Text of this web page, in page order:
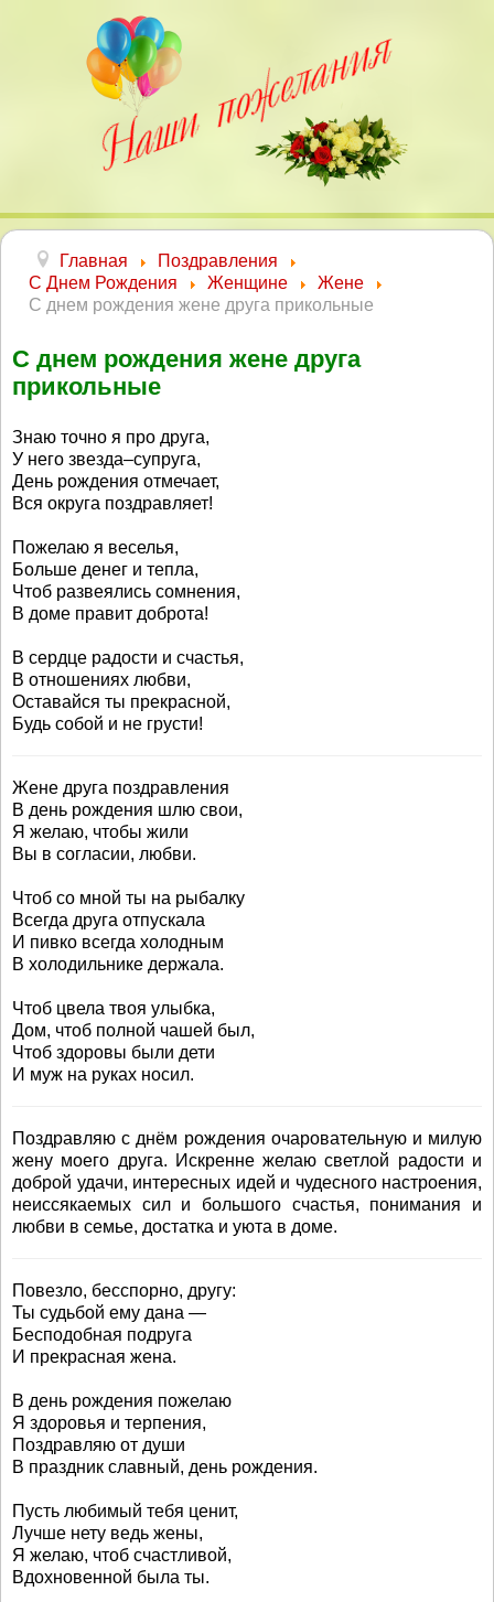
Главная
Поздравления
С Днем Рождения
Женщине
Жене
С днем рождения жене друга прикольные
С днем рождения жене друга
прикольные
Знаю точно я про друга,
У него звезда–супруга,
День рождения отмечает,
Вся округа поздравляет!
Пожелаю я веселья,
Больше денег и тепла,
Чтоб развеялись сомнения,
В доме правит доброта!
В сердце радости и счастья,
В отношениях любви,
Оставайся ты прекрасной,
Будь собой и не грусти!
Жене друга поздравления
В день рождения шлю свои,
Я желаю, чтобы жили
Вы в согласии, любви.
Чтоб со мной ты на рыбалку
Всегда друга отпускала
И пивко всегда холодным
В холодильнике держала.
Чтоб цвела твоя улыбка,
Дом, чтоб полной чашей был,
Чтоб здоровы были дети
И муж на руках носил.
Поздравляю с днём рождения очаровательную и милую
жену моего друга. Искренне желаю светлой радости и
доброй удачи, интересных идей и чудесного настроения,
неиссякаемых сил и большого счастья, понимания и
любви в семье, достатка и уюта в доме.
Повезло, бесспорно, другу:
Ты судьбой ему дана —
Бесподобная подруга
И прекрасная жена.
В день рождения пожелаю
Я здоровья и терпения,
Поздравляю от души
В праздник славный, день рождения.
Пусть любимый тебя ценит,
Лучше нету ведь жены,
Я желаю, чтоб счастливой,
Вдохновенной была ты.